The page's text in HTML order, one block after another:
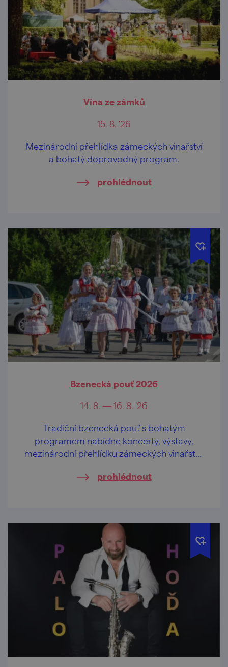
Vína ze zámků
15. 8. '26
Mezinárodní přehlídka zámeckých vinařství
a bohatý doprovodný program.
prohlédnout
Bzenecká pouť 2026
14. 8. — 16. 8. '26
Tradiční bzenecká pouť s bohatým
programem nabídne koncerty, výstavy,
mezinárodní přehlídku zámeckých vinařství,
prohlédnout